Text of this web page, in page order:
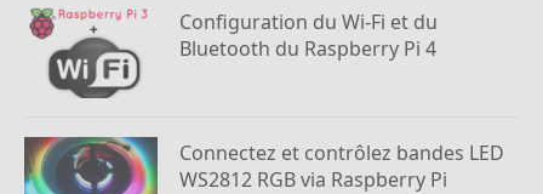
Configuration du Wi-Fi et du
Bluetooth du Raspberry Pi 4
Connectez et contrôlez bandes LED
WS2812 RGB via Raspberry Pi